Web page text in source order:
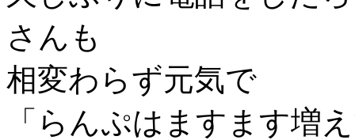
さんも
相変わらず元気で
「らんぷはますます増